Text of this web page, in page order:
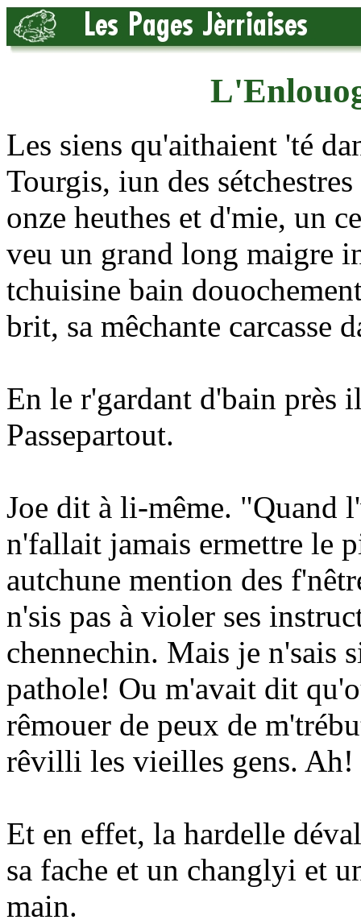
Les siens qu'aithaient 'té
Tourgis, iun des
onze heuthes et d'mie, un
veu un grand long maigre
tchuisine bain
brit, sa mêchante carcasse
En le r'gardant d'bain près
Passepartout.
Joe dit à li-même. "Quand
n'fallait jamais ermettre le
autchune mention des
n'sis pas à violer ses
chennechin. Mais je n'sais
pathole! Ou m'avait dit
rêmouer de peux de
rêvilli les vieilles gens.
Et en effet, la hardelle
sa fache et un changlyi et
main.